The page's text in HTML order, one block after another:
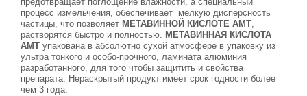
процесс измельчения, обеспечивает мелкую дисперсность
частицы, что позволяет МЕТАВИННОЙ КИСЛОТЕ АМТ,
растворятся быстро и полностью. МЕТАВИННАЯ КИСЛОТА
АМТ упакована в абсолютно сухой атмосфере в упаковку из
ультра тонкого и особо-прочного, ламината алюминия
разработанного, для того чтобы защитить и свойства
препарата. Нераскрытый продукт имеет срок годности более
чем 3 года.